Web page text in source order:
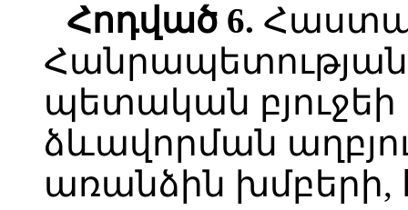
Հոդված 6.
Հանրապետության
պետական
ձևավորման
առանձին խմբերի,